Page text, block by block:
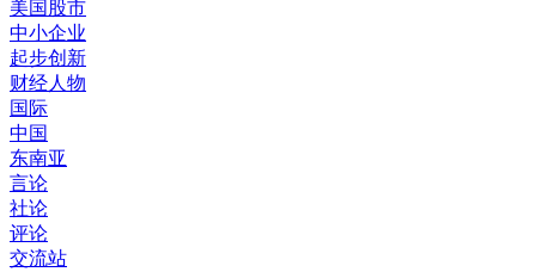
美国股市
中小企业
起步创新
财经人物
国际
中国
东南亚
言论
社论
评论
交流站